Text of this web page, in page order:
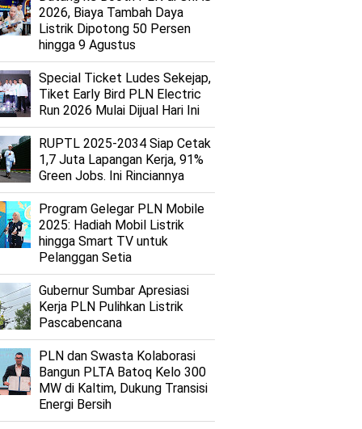
2026, Biaya Tambah Daya
Listrik Dipotong 50 Persen
hingga 9 Agustus
Special Ticket Ludes Sekejap,
Tiket Early Bird PLN Electric
Run 2026 Mulai Dijual Hari Ini
RUPTL 2025-2034 Siap Cetak
1,7 Juta Lapangan Kerja, 91%
Green Jobs. Ini Rinciannya
Program Gelegar PLN Mobile
2025: Hadiah Mobil Listrik
hingga Smart TV untuk
Pelanggan Setia
Gubernur Sumbar Apresiasi
Kerja PLN Pulihkan Listrik
Pascabencana
PLN dan Swasta Kolaborasi
Bangun PLTA Batoq Kelo 300
MW di Kaltim, Dukung Transisi
Energi Bersih